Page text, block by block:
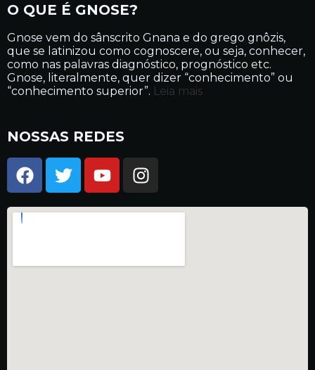
O QUE É GNOSE?
Gnose vem do sânscrito Gnana e do grego gnôzis,
que se latinizou como cognoscere, ou seja, conhecer,
como nas palavras diagnóstico, prognóstico etc.
Gnose, literalmente, quer dizer “conhecimento” ou
“conhecimento superior”. Leia mais
NOSSAS REDES